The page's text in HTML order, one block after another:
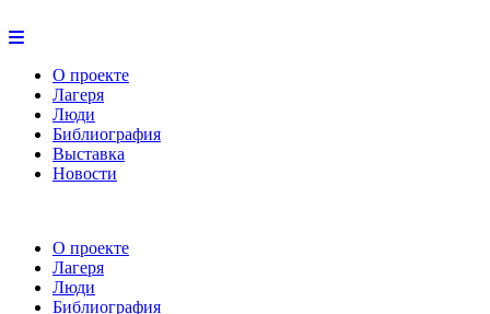
О проекте
Лагеря
Люди
Библиография
Выставка
Новости
О проекте
Лагеря
Люди
Библиография